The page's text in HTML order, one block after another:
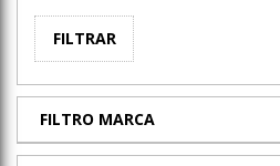
FILTRAR
FILTRO MARCA